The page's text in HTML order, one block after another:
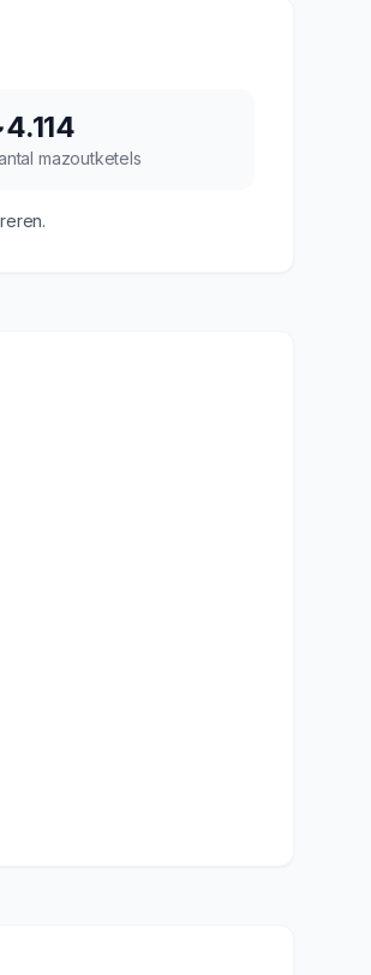
4.114
mazoutketels